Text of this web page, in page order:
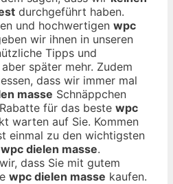
durchgeführt haben.
und hochwertigen wpc
wir ihnen in unseren
Tipps und
später mehr. Zudem
dass wir immer mal
masse Schnäppchen
für das beste wpc
warten auf Sie. Kommen
einmal zu den wichtigsten
wpc dielen masse.
dass Sie mit gutem
wpc dielen masse kaufen.